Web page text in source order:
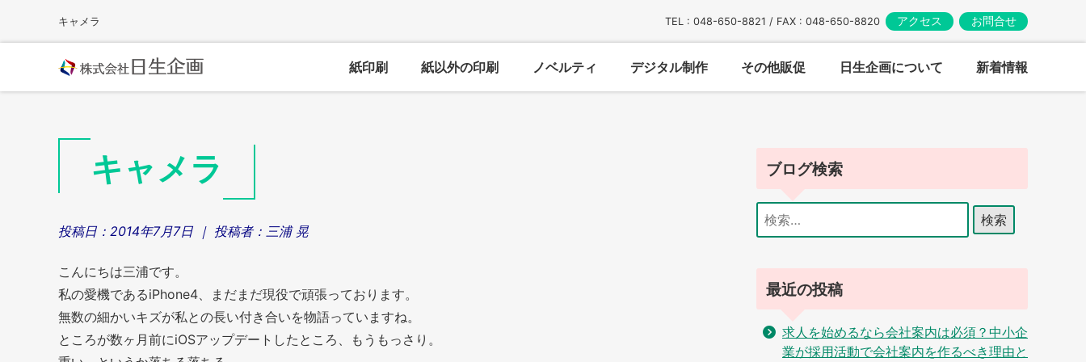
content
キャメラ TEL : 048-650-8821 / FAX : 048-650-8820 アクセス お問合せ
紙印刷 紙以外の印刷 ノベルティ デジタル制作 その他販促 日生企画について 新着情報
キャメラ
投稿日： 2014年7月7日 ｜ 投稿者： 三浦 晃
こんにちは三浦です。
私の愛機であるiPhone4、まだまだ現役で頑張っております。
無数の細かいキズが私との長い付き合いを物語っていますね。
ところが数ヶ月前にiOSアップデートしたところ、もうもっさり。
ブログ検索
検
索:
最近の投稿
求人を始めるなら会社案内は必須？中小企
業が採用活動で会社案内を作るべき理由と